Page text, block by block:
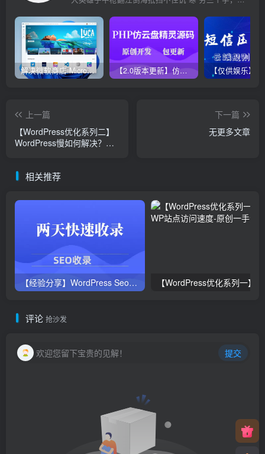
解决微软商店 Microsoft Store无法更新方法，亲测有效！ 【2.0版本更新】仿代下狗云盘精灵源码，PHP素材代下载搜索引擎系统运营版本，持续更新中
上一篇
【WordPress优化系列二】
WordPress慢如何解决？利
下一篇
无更多文章
相关推荐
【经验分享】WordPress Seo教程:从网站上线到百度收录,我用了两天!
评论 抢沙发
欢迎您留下宝贵的见解！ 提交